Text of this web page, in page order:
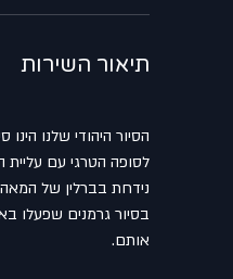
תיאור השירות
הסיור היהודי שלנו
לסופה הטרגי עם
בסיור גרמנים שפעלו